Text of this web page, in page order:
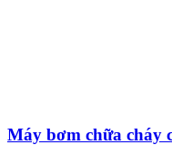
Máy bơm chữa cháy